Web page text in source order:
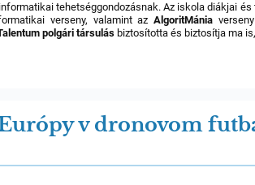
tehetséggondozásnak. Az iskola diákjai
verseny, valamint azAlgoritMánia
polgári társulás biztosította és biztosítja ma
v dronovom